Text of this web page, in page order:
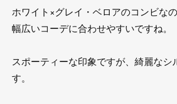
ホワイト×グレイ・ベロアのコンビな
幅広いコーデに合わせやすいですね。
スポーティーな印象ですが、綺麗なシ
す。